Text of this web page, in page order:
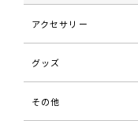
アクセサリー
グッズ
その他